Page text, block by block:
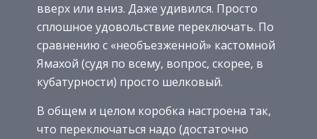
вверх или вниз. Даже удивился. Просто
сплошное удовольствие переключать. По
сравнению с «необъезженной» кастомной
Ямахой (судя по всему, вопрос, скорее, в
кубатурности) просто шелковый.
В общем и целом коробка настроена так,
что переключаться надо (достаточно